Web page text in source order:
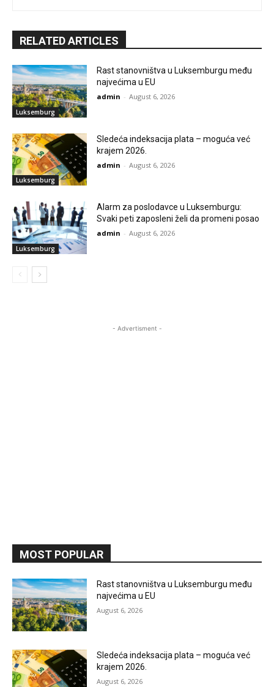
RELATED ARTICLES
Luksemburg
Rast stanovništva u Luksemburgu među
najvećima u EU
admin - August 6, 2026
Luksemburg
Sledeća indeksacija plata – moguća već
krajem 2026.
admin - August 6, 2026
Luksemburg
Alarm za poslodavce u Luksemburgu:
Svaki peti zaposleni želi da promeni posao
admin - August 6, 2026
- Advertisment -
MOST POPULAR
Rast stanovništva u Luksemburgu među
najvećima u EU
August 6, 2026
Sledeća indeksacija plata – moguća već
krajem 2026.
August 6, 2026